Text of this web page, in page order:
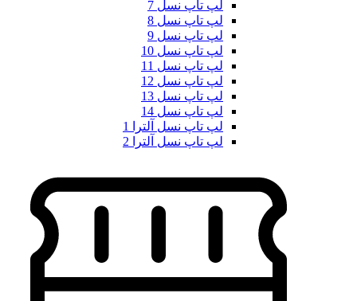
لپ تاپ نسل 7
لپ تاپ نسل 8
لپ تاپ نسل 9
لپ تاپ نسل 10
لپ تاپ نسل 11
لپ تاپ نسل 12
لپ تاپ نسل 13
لپ تاپ نسل 14
لپ تاپ نسل آلترا 1
لپ تاپ نسل آلترا 2